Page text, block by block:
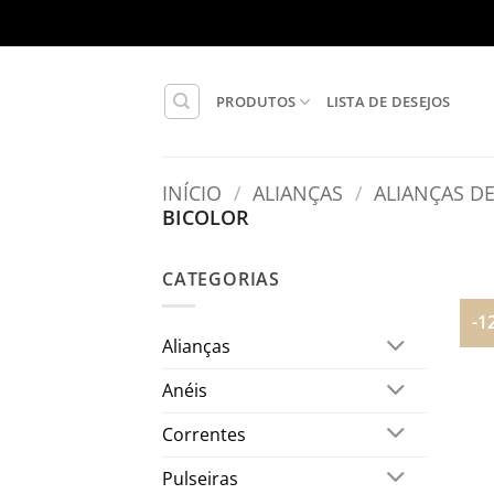
PRODUTOS LISTA DE DESEJOS
INÍCIO / ALIANÇAS / ALIANÇAS
BICOLOR
CATEGORIAS
Alianças
Anéis
Correntes
Pulseiras
-